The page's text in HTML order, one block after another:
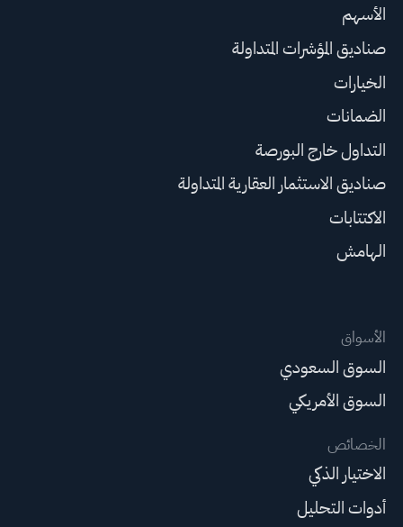
الأسهم
صناديق المؤشرات المتداولة
الخيارات
الضمانات
التداول خارج البورصة
صناديق الاستثمار العقارية المتداولة
الاكتتابات
الهامش
الأسواق
السوق السعودي
السوق الأمريكي
الخصائص
الاختيار الذكي
أدوات التحليل